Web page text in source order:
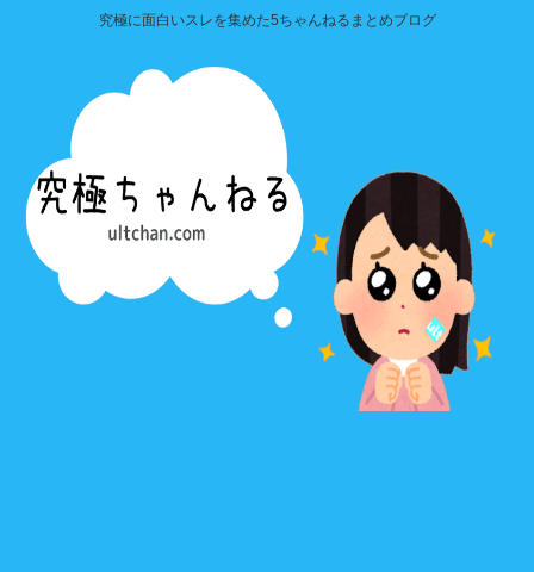
究極に面白いスレを集めた5ちゃんねるまとめブログ